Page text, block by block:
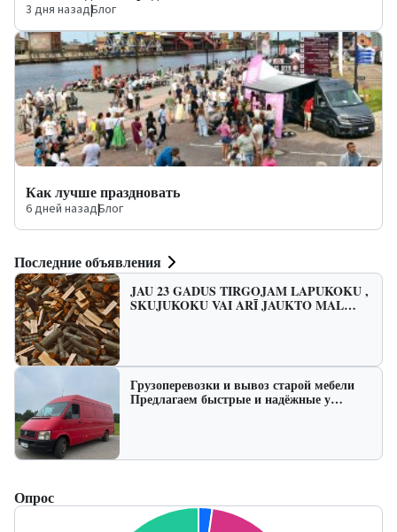
3 дня назад|Блог
Как лучше праздновать
6 дней назад|Блог
Последние объявления
JAU 23 GADUS TIRGOJAM LAPUKOKU ,
SKUJUKOKU VAI ARĪ JAUKTO MAL…
Грузоперевозки и вывоз старой мебели
Предлагаем быстрые и надёжные у…
Опрос